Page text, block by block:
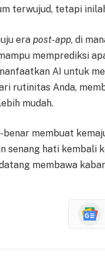
terwujud, tetapi
era post-app, di
memprediksi
AI untuk
rutinitas Anda,
mudah.
benar membuat
senang hati kembali
membawa